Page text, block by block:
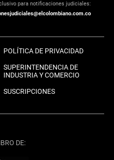
para notificaciones judiciales:
POLÍTICA DE PRIVACIDAD
SUPERINTENDENCIA DE
INDUSTRIA Y COMERCIO
SUSCRIPCIONES
DE: